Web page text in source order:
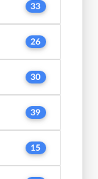
33
26
30
39
15